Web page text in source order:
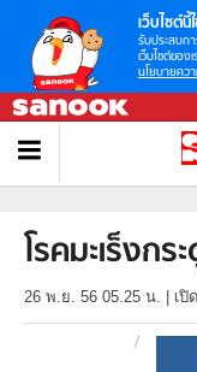
เว็บไซต์นี้
รับประสบก
เว็บไซต์ของ
นโยบายคว
โรคมะเร็งก
26 พ.ย. 56 05.25 น. เปิ